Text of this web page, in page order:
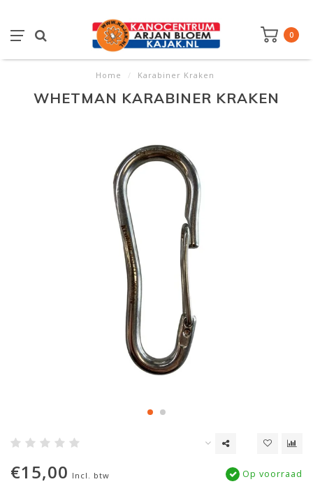
0
Home / Karabiner Kraken
WHETMAN KARABINER KRAKEN
€15,00 Incl. btw Op voorraad